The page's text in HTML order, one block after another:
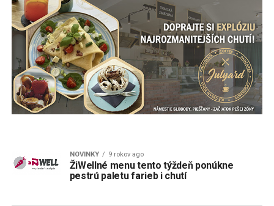
NOVINKY 9 rokov ago
ŽiWellné menu tento týždeň ponúkne
pestrú paletu farieb i chutí